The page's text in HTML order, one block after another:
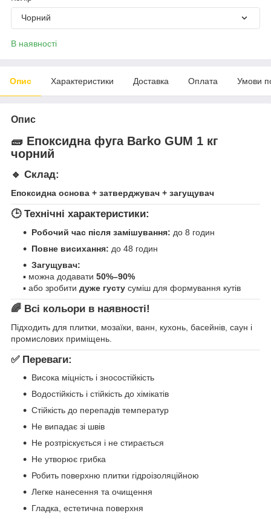
Чорний
В наявності
Опис Характеристики Доставка Оплата Умови
Опис
🧱 Епоксидна фуга Barko GUM 1 кг
чорний
🔹 Склад:
Епоксидна основа + затверджувач + загущувач
🕒 Технічні характеристики:
Робочий час після замішування: до 8 годин
Повне висихання: до 48 годин
Загущувач:
▪ можна додавати 50%–90%
▪ або зробити дуже густу суміш для формування кутів
🌈 Всі кольори в наявності!
Підходить для плитки, мозаїки, ванн, кухонь, басейнів, саун і
промислових приміщень.
✅ Переваги:
Висока міцність і зносостійкість
Водостійкість і стійкість до хімікатів
Стійкість до перепадів температур
Не випадає зі швів
Не розтріскується і не стирається
Не утворює грибка
Робить поверхню плитки гідроізоляційною
Легке нанесення та очищення
Гладка, естетична поверхня